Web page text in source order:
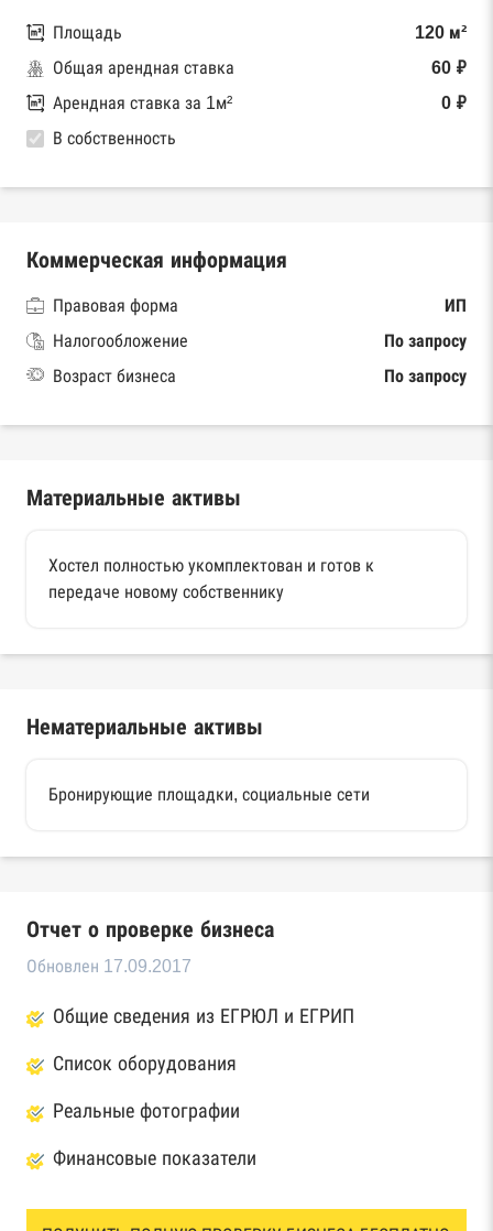
Площадь
120 м²
Общая арендная ставка
60 ₽
Арендная ставка за 1м²
0 ₽
В собственность
Коммерческая информация
Правовая форма
ИП
Налогообложение
По запросу
Возраст бизнеса
По запросу
Материальные активы
Хостел полностью укомплектован и готов к
передаче новому собственнику
Нематериальные активы
Бронирующие площадки, социальные сети
Отчет о проверке бизнеса
Обновлен 17.09.2017
Общие сведения из ЕГРЮЛ и ЕГРИП
Список оборудования
Реальные фотографии
Финансовые показатели